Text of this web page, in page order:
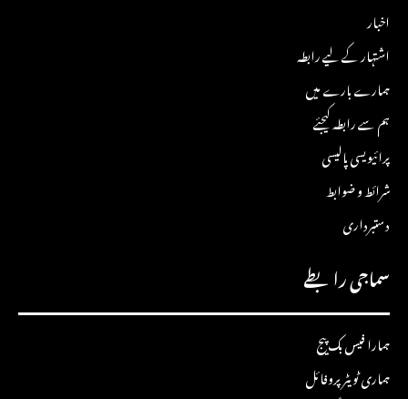
اخبار
اشتہار کے لیے رابطہ
ہمارے بارے میں
ہم سے رابطہ کیجئے
پرائیویسی پالیسی
شرائط و ضوابط
دستبرداری
سماجی رابطے
ہمارا فیس بک پیج
ہماری ٹویٹر پروفائل